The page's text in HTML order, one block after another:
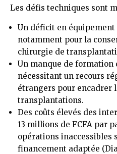
Les défis techniques sont
Un déficit en équipement
notamment pour la
chirurgie de
Un manque de formation
nécessitant un recours
étrangers pour encadrer
transplantations.
Des coûts élevés des
13 millions de FCFA par
opérations inaccessibles
financement adaptée